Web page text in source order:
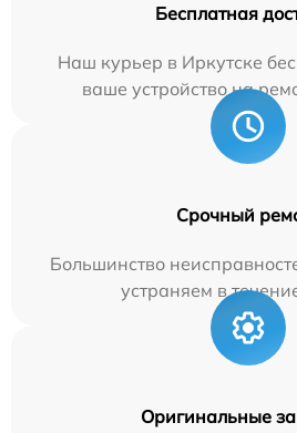
Бесплатная
Наш курьер в Иркутске
ваше устройство на
Срочный
Большинство
устраняем в
Оригинальные